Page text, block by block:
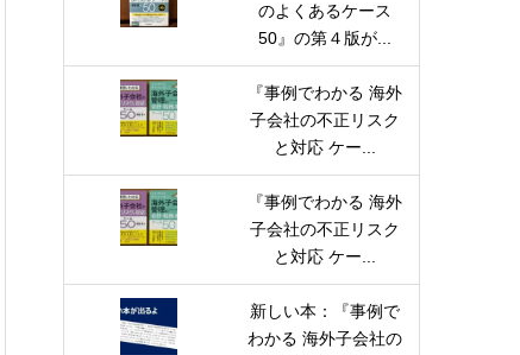
のよくあるケース
50』の第４版が...
『事例でわかる 海外
子会社の不正リスク
と対応 ケー...
『事例でわかる 海外
子会社の不正リスク
と対応 ケー...
新しい本：『事例で
わかる 海外子会社の